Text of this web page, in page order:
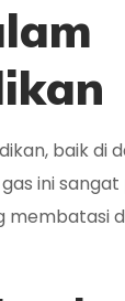
baik di
ini